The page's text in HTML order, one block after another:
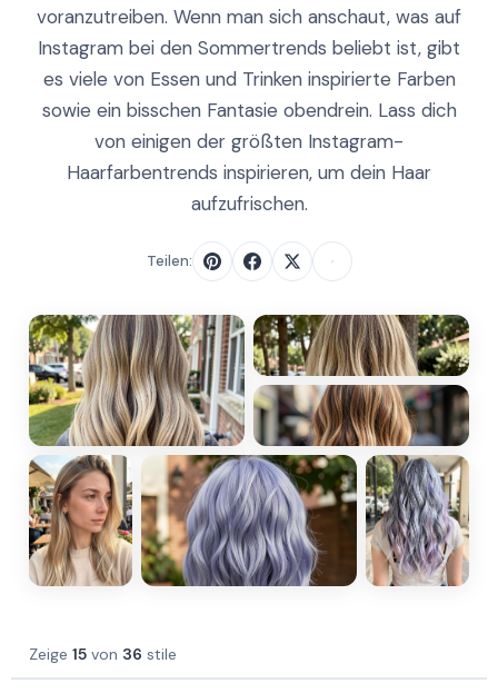
voranzutreiben. Wenn man sich anschaut, was auf
Instagram bei den Sommertrends beliebt ist, gibt
es viele von Essen und Trinken inspirierte Farben
sowie ein bisschen Fantasie obendrein. Lass dich
von einigen der größten Instagram-
Haarfarbentrends inspirieren, um dein Haar
aufzufrischen.
Teilen:
Zeige 15 von 36 stile